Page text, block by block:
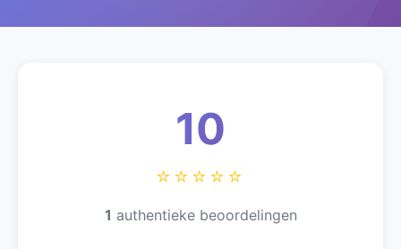
10
⭐⭐⭐⭐⭐
1 authentieke beoordelingen